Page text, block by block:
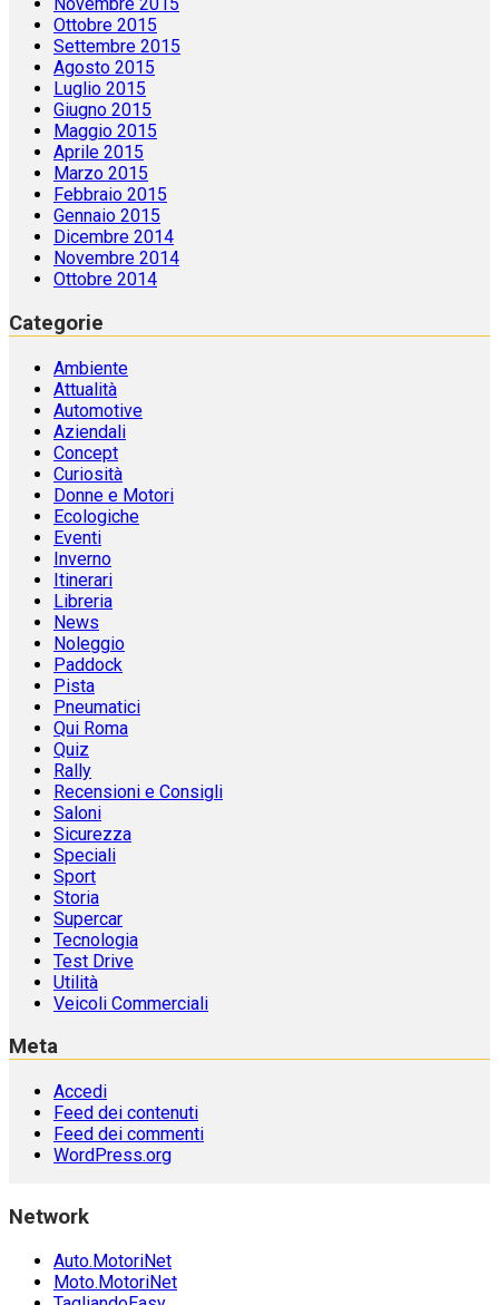
Ottobre 2015
Settembre 2015
Agosto 2015
Luglio 2015
Giugno 2015
Maggio 2015
Aprile 2015
Marzo 2015
Febbraio 2015
Gennaio 2015
Dicembre 2014
Novembre 2014
Ottobre 2014
Categorie
Ambiente
Attualità
Automotive
Aziendali
Concept
Curiosità
Donne e Motori
Ecologiche
Eventi
Inverno
Itinerari
Libreria
News
Noleggio
Paddock
Pista
Pneumatici
Qui Roma
Quiz
Rally
Recensioni e Consigli
Saloni
Sicurezza
Speciali
Sport
Storia
Supercar
Tecnologia
Test Drive
Utilità
Veicoli Commerciali
Meta
Accedi
Feed dei contenuti
Feed dei commenti
WordPress.org
Network
Auto.MotoriNet
Moto.MotoriNet